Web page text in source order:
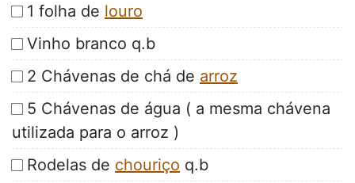
1 folha de louro
Vinho branco q.b
2 Chávenas de chá de arroz
5 Chávenas de água ( a mesma chávena
utilizada para o arroz )
Rodelas de chouriço q.b